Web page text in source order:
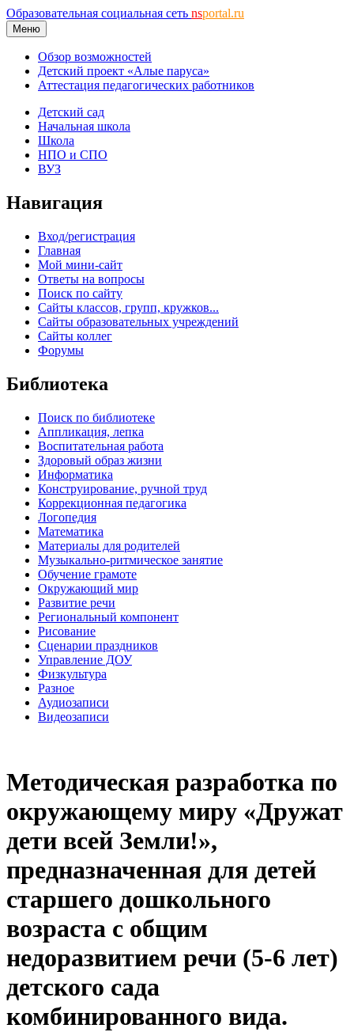
Образовательная социальная сеть nsportal.ru
Меню
Обзор возможностей
Детский проект «Алые паруса»
Аттестация педагогических работников
Детский сад
Начальная школа
Школа
НПО и СПО
ВУЗ
Навигация
Вход/регистрация
Главная
Мой мини-сайт
Ответы на вопросы
Поиск по сайту
Сайты классов, групп, кружков...
Сайты образовательных учреждений
Сайты коллег
Форумы
Библиотека
Поиск по библиотеке
Аппликация, лепка
Воспитательная работа
Здоровый образ жизни
Информатика
Конструирование, ручной труд
Коррекционная педагогика
Логопедия
Математика
Материалы для родителей
Музыкально-ритмическое занятие
Обучение грамоте
Окружающий мир
Развитие речи
Региональный компонент
Рисование
Сценарии праздников
Управление ДОУ
Физкультура
Разное
Аудиозаписи
Видеозаписи
Методическая разработка по
окружающему миру «Дружат
дети всей Земли!»,
предназначенная для детей
старшего дошкольного
возраста с общим
недоразвитием речи (5-6 лет)
детского сада
комбинированного вида.